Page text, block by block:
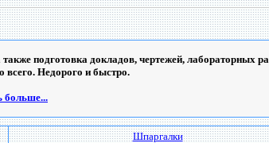
подготовка докладов, чертежей, лабораторных
всего. Недорого и быстро.
больше...
Шпаргалки